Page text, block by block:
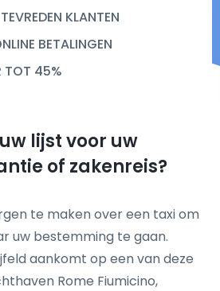
KLANTEN
BETALINGEN
TOT 45%
lijst voor uw
of zakenreis?
te maken over een taxi om
uw bestemming te gaan.
aankomt op een van deze
Rome Fiumicino,